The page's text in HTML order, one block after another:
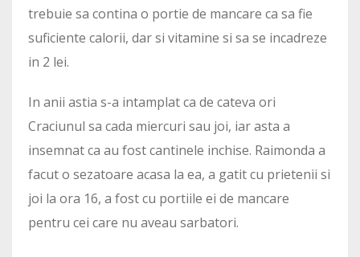
trebuie sa contina o portie de mancare ca sa fie
suficiente calorii, dar si vitamine si sa se incadreze
in 2 lei.
In anii astia s-a intamplat ca de cateva ori
Craciunul sa cada miercuri sau joi, iar asta a
insemnat ca au fost cantinele inchise. Raimonda a
facut o sezatoare acasa la ea, a gatit cu prietenii si
joi la ora 16, a fost cu portiile ei de mancare
pentru cei care nu aveau sarbatori.